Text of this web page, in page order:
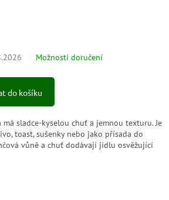
Možnosti doručení
do košíku
má sladce-kyselou chuť a jemnou texturu. Je
toast, sušenky nebo jako přísada do
vůně a chuť dodávají jídlu osvěžující